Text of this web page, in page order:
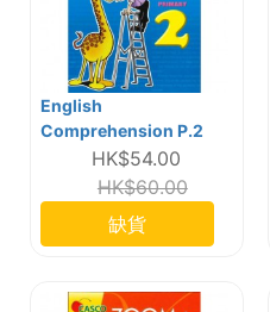
English
Comprehension P.2
HK$54.00
HK$60.00
缺貨